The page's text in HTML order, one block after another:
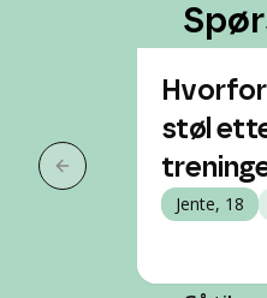
Forrige slide
støl
Jente, 18